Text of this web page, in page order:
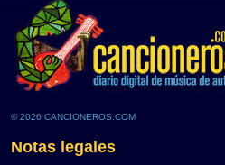
© 2026 CANCIONEROS.COM
Notas legales